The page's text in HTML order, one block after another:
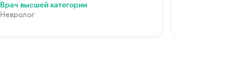
Врач высшей категории
Невролог